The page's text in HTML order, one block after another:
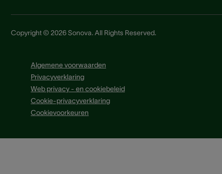
Copyright © 2026 Sonova. All Rights Reserved.
Algemene voorwaarden
Privacyverklaring
Web privacy - en cookiebeleid
Cookie-privacyverklaring
Cookievoorkeuren